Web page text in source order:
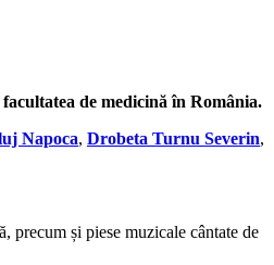
de medicină în România.
Napoca, Drobeta Turnu Severin,
precum și piese muzicale cântate de